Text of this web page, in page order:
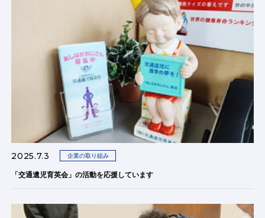
2025.7.3 企業の取り組み
「交通遺児育英会」の活動を応援しています